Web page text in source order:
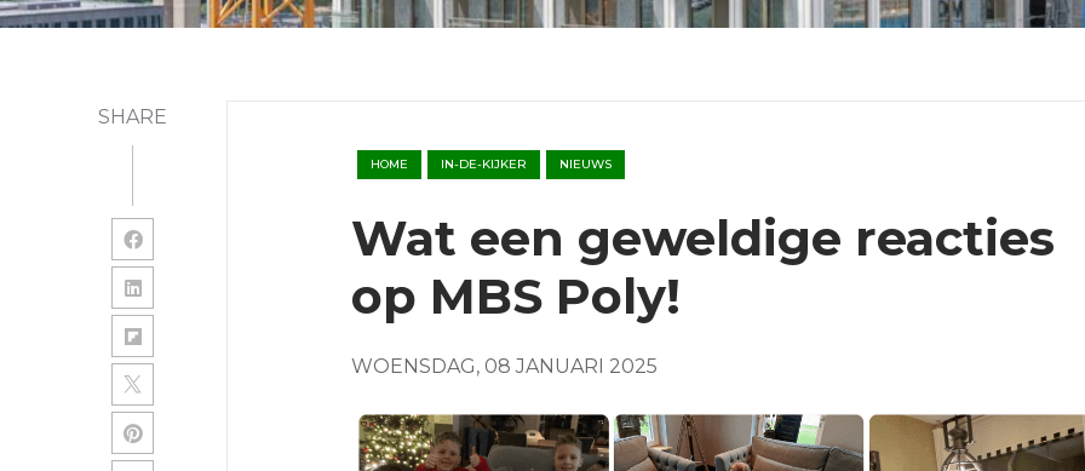
SHARE
HOME IN-DE-KIJKER NIEUWS
Wat een geweldige reacties
op MBS Poly!
WOENSDAG, 08 JANUARI 2025